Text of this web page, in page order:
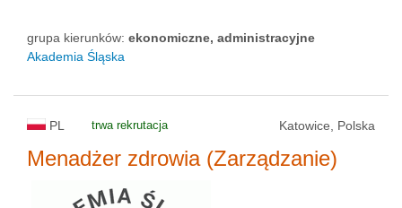
grupa kierunków: ekonomiczne, administracyjne
Akademia Śląska
PL trwa rekrutacja Katowice, Polska
Menadżer zdrowia (Zarządzanie)